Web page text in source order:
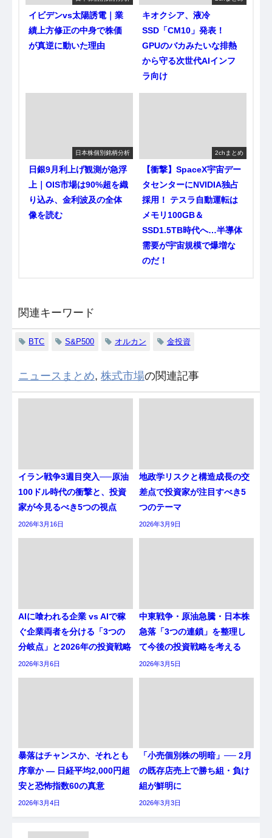
イビデンvs太陽誘電｜業
績上方修正の中身で株価
が真逆に動いた理由
キオクシア、液冷
SSD「CM10」発表！
GPUのバカみたいな排熱
から守る次世代AIインフ
ラ向け
日本株個別銘柄分析
日銀9月利上げ観測が急浮
上｜OIS市場は90%超を織
り込み、金利波及の全体
像を読む
2chまとめ
【衝撃】SpaceX宇宙デー
タセンターにNVIDIA独占
採用！ テスラ自動運転は
メモリ100GB＆
SSD1.5TB時代へ…半導体
需要が宇宙規模で爆増な
のだ！
関連キーワード
BTC S&P500 オルカン 金投資
ニュースまとめ, 株式市場の関連記事
イラン戦争3週目突入──原油
100ドル時代の衝撃と、投資
家が今見るべき5つの視点
2026年3月16日
地政学リスクと構造成長の交
差点で投資家が注目すべき5
つのテーマ
2026年3月9日
AIに喰われる企業 vs AIで稼
ぐ企業両者を分ける「3つの
分岐点」と2026年の投資戦略
2026年3月6日
中東戦争・原油急騰・日本株
急落「3つの連鎖」を整理し
て今後の投資戦略を考える
2026年3月5日
暴落はチャンスか、それとも
序章か ― 日経平均2,000円超
安と恐怖指数60の真意
2026年3月4日
「小売個別株の明暗」── 2月
の既存店売上で勝ち組・負け
組が鮮明に
2026年3月3日